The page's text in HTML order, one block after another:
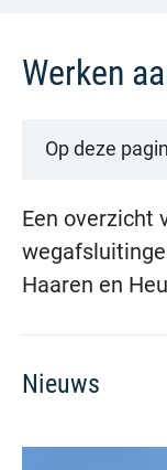
Werken
Een overzicht
Haaren en
Nieuws
Op deze